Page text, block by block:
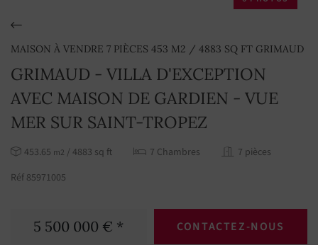
MAISON À VENDRE 7 PIÈCES 453 M2 / 4883 SQ FT GRIMAUD
GRIMAUD - VILLA D'EXCEPTION
AVEC MAISON DE GARDIEN - VUE
MER SUR SAINT-TROPEZ
453.65 m2 / 4883 sq ft 7 Chambres
7 pièces
Réf 85971005
5 500 000 € * CONTACTEZ-NOUS